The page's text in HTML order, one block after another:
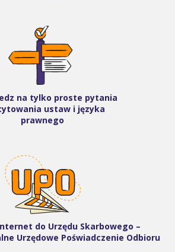
na tylko proste pytania
ustaw i języka
prawnego
do Urzędu Skarbowego –
Urzędowe Poświadczenie Odbioru